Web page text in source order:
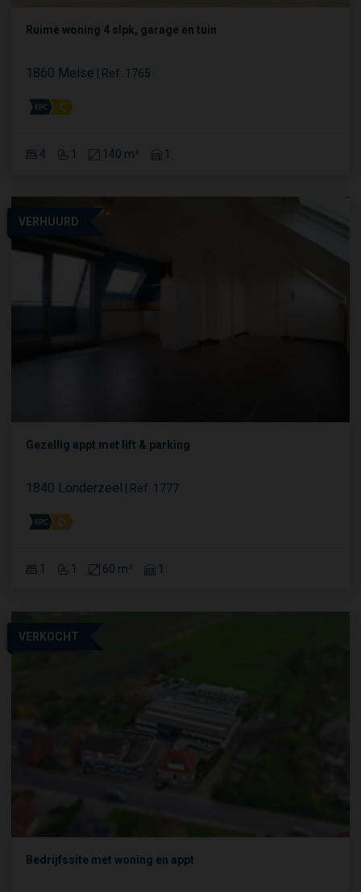
Ruime woning 4 slpk, garage en tuin
1860 Meise Ref: 1765
4 1 140 m² 1
VERHUURD
Gezellig appt met lift & parking
1840 Londerzeel Ref: 1777
1 1 60 m² 1
VERKOCHT
Bedrijfssite met woning en appt